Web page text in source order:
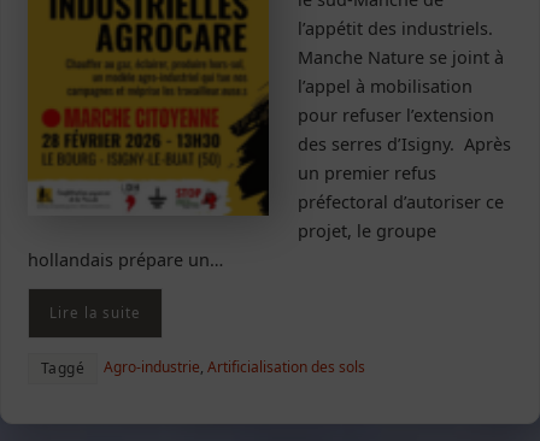
l’appétit des industriels.
Manche Nature se joint à
l’appel à mobilisation
pour refuser l’extension
des serres d’Isigny. Après
un premier refus
préfectoral d’autoriser ce
projet, le groupe
hollandais prépare un…
Lire la suite
Taggé Agro-industrie,Artificialisation des sols